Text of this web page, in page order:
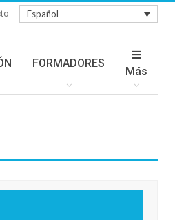
Español
FORMADORES
Más